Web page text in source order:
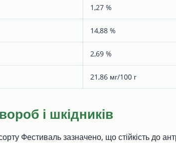
1,27 %
14,88 %
2,69 %
21,86 мг/100 г
і шкідників
Фестиваль зазначено, що стійкість до